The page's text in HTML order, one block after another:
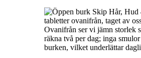
Ovanifrån ser vi jämn storlek
räkna två per dag; inga
burken, vilket underlättar